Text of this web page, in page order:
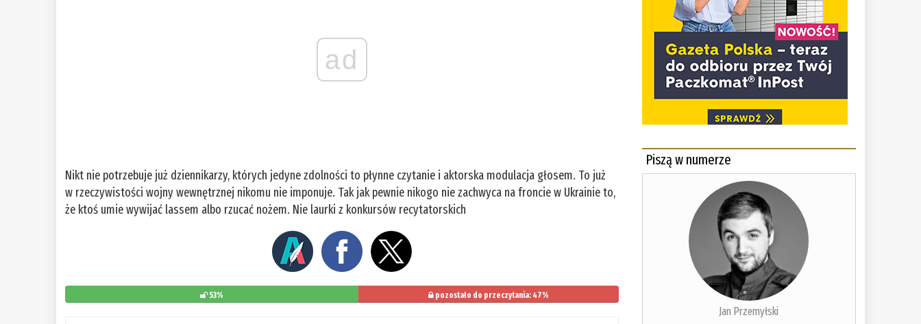
ad
Nikt nie potrzebuje już dziennikarzy, których jedyne zdolności to płynne czytanie i aktorska modulacja głosem. To już
w rzeczywistości wojny wewnętrznej nikomu nie imponuje. Tak jak pewnie nikogo nie zachwyca na froncie w Ukrainie to,
że ktoś umie wywijać lassem albo rzucać nożem. Nie laurki z konkursów recytatorskich
53% pozostało do przeczytania: 47%
Piszą w numerze
Jan Przemyłski